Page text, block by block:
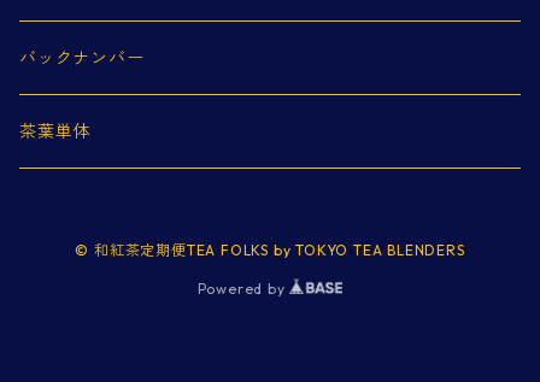
バックナンバー
茶葉単体
© 和紅茶定期便TEA FOLKS by TOKYO TEA BLENDERS
Powered by